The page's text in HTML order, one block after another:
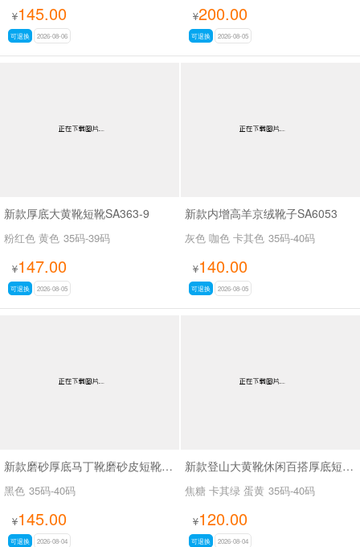
¥145.00
可退换 2026-08-06
¥200.00
可退换 2026-08-05
新款厚底大黄靴短靴SA363-9
粉红色 黄色 35码-39码
¥147.00
可退换 2026-08-05
新款内增高羊京绒靴子SA6053
灰色 咖色 卡其色 35码-40码
¥140.00
可退换 2026-08-05
新款磨砂厚底马丁靴磨砂皮短靴SA7062
黑色 35码-40码
¥145.00
可退换 2026-08-04
新款登山大黄靴休闲百搭厚底短靴马丁靴SA2676
焦糖 卡其绿 蛋黄 35码-40码
¥120.00
可退换 2026-08-04